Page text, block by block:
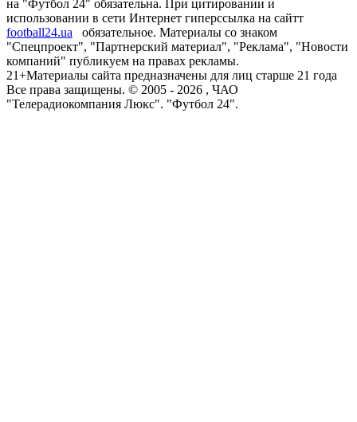
на "Футбол 24" обязательна. При цитировании и
использовании в сети Интернет гиперссылка на сайтт
football24.ua
обязательное. Материалы со знаком
"Спецпроект", "Партнерский материал", "Реклама", "Новости
компаний" публикуем на правах рекламы.
21+Материалы сайта предназначены для лиц старше 21 года
Все права защищены. © 2005 - 2026 , ЧАО
"Телерадиокомпания Люкс". "Футбол 24".